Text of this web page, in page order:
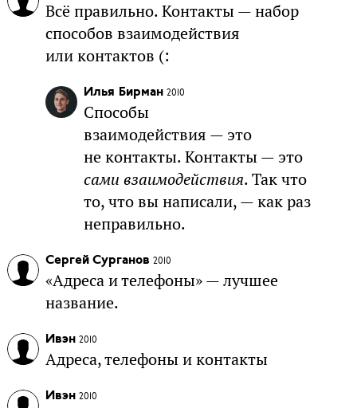
Всё правильно. Контакты — набор
способов взаимодействия
или контактов (:
Илья Бирман 2010
Способы
взаимодействия — это
не контакты. Контакты — это
сами взаимодействия. Так что
то, что вы написали, — как раз
неправильно.
Сергей Сурганов 2010
«Адреса и телефоны» — лучшее
название.
Ивэн 2010
Адреса, телефоны и контакты
Ивэн 2010